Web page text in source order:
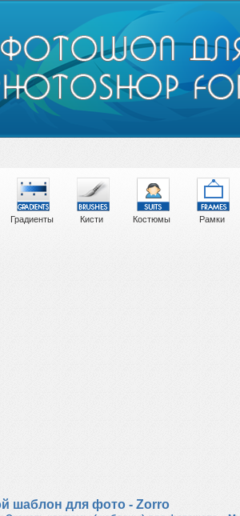
Градиенты Кисти Костюмы Рамки
шаблон для фото - Zorro